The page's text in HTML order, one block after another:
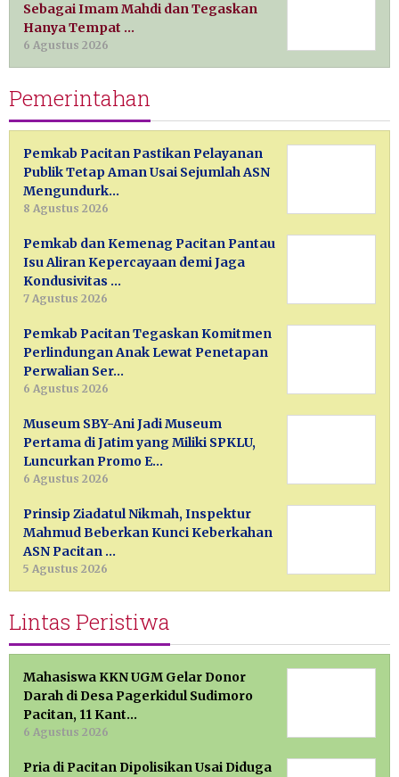
Sebagai Imam Mahdi dan Tegaskan
Hanya Tempat …
6 Agustus 2026
Pemerintahan
Pemkab Pacitan Pastikan Pelayanan
Publik Tetap Aman Usai Sejumlah ASN
Mengundurk…
8 Agustus 2026
Pemkab dan Kemenag Pacitan Pantau
Isu Aliran Kepercayaan demi Jaga
Kondusivitas …
7 Agustus 2026
Pemkab Pacitan Tegaskan Komitmen
Perlindungan Anak Lewat Penetapan
Perwalian Ser…
6 Agustus 2026
Museum SBY-Ani Jadi Museum
Pertama di Jatim yang Miliki SPKLU,
Luncurkan Promo E…
6 Agustus 2026
Prinsip Ziadatul Nikmah, Inspektur
Mahmud Beberkan Kunci Keberkahan
ASN Pacitan …
5 Agustus 2026
Lintas Peristiwa
Mahasiswa KKN UGM Gelar Donor
Darah di Desa Pagerkidul Sudimoro
Pacitan, 11 Kant…
6 Agustus 2026
Pria di Pacitan Dipolisikan Usai Diduga